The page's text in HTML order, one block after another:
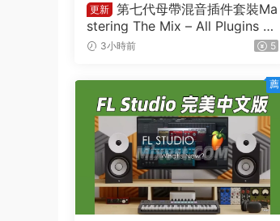
更新 第七代母帶混音插件套裝Ma
stering The Mix – All Plugins B
undle v2026.08.03 STANDALO
3小時前 5
薦